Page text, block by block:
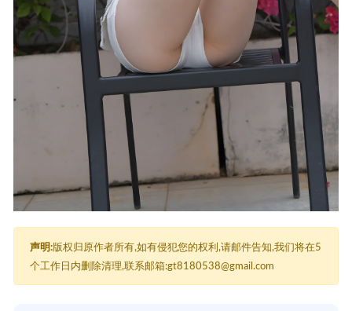
声明:版权归原作者所有,如有侵犯您的权利,请邮件告知,我们将在5
个工作日内删除清理,联系邮箱:gt8180538@gmail.com